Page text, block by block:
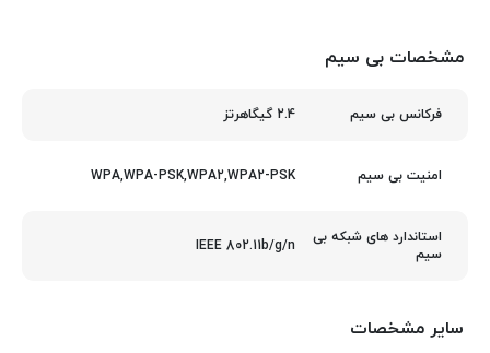
مشخصات بی سیم
فرکانس بی سیم 2.4 گیگاهرتز
امنیت بی سیم WPA,WPA-PSK,WPA2,WPA2-PSK
استاندارد های شبکه بی
سیم
IEEE 802.11b/g/n
سایر مشخصات